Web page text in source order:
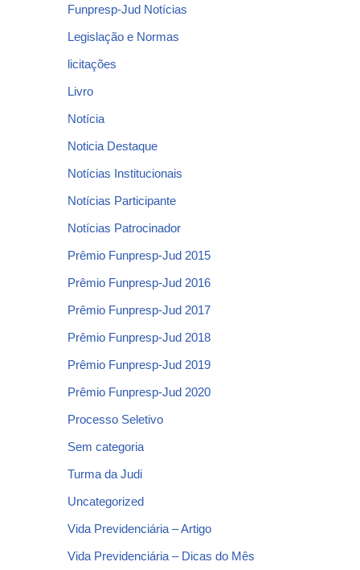
Funpresp-Jud Notícias
Legislação e Normas
licitações
Livro
Notícia
Noticia Destaque
Notícias Institucionais
Notícias Participante
Notícias Patrocinador
Prêmio Funpresp-Jud 2015
Prêmio Funpresp-Jud 2016
Prêmio Funpresp-Jud 2017
Prêmio Funpresp-Jud 2018
Prêmio Funpresp-Jud 2019
Prêmio Funpresp-Jud 2020
Processo Seletivo
Sem categoria
Turma da Judi
Uncategorized
Vida Previdenciária – Artigo
Vida Previdenciária – Dicas do Mês